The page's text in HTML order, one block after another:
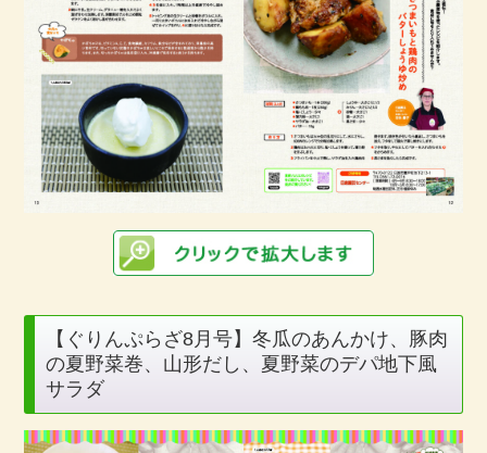
【ぐりんぷらざ8月号】冬瓜のあんかけ、豚肉
の夏野菜巻、山形だし、夏野菜のデパ地下風
サラダ